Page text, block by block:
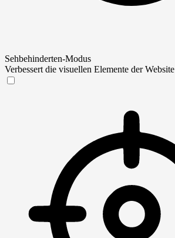
Sehbehinderten-Modus
Verbessert die visuellen Elemente der Website